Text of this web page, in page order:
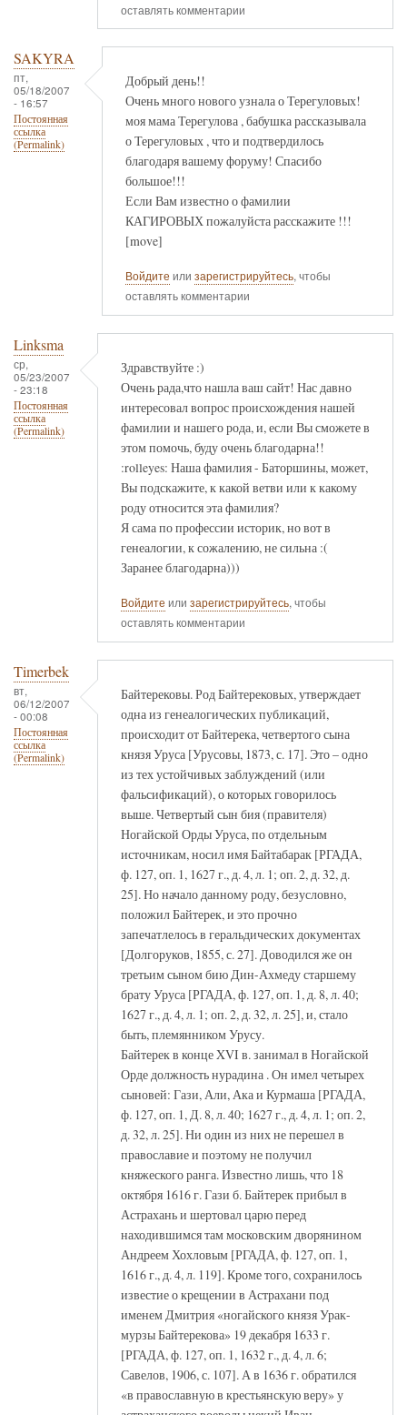
оставлять комментарии
SAKYRA
пт,
05/18/2007
- 16:57
Постоянная
ссылка
(Permalink)
Добрый день!!
Очень много нового узнала о Терегуловых!
моя мама Терегулова , бабушка рассказывала
о Терегуловых , что и подтвердилось
благодаря вашему форуму! Спасибо
большое!!!
Если Вам известно о фамилии
КАГИРОВЫХ пожалуйста расскажите !!!
[move]
Войдите или зарегистрируйтесь, чтобы
оставлять комментарии
Linksma
ср,
05/23/2007
- 23:18
Постоянная
ссылка
(Permalink)
Здравствуйте :)
Очень рада,что нашла ваш сайт! Нас давно
интересовал вопрос происхождения нашей
фамилии и нашего рода, и, если Вы сможете в
этом помочь, буду очень благодарна!!
:rolleyes: Наша фамилия - Баторшины, может,
Вы подскажите, к какой ветви или к какому
роду относится эта фамилия?
Я сама по профессии историк, но вот в
генеалогии, к сожалению, не сильна :(
Заранее благодарна)))
Войдите или зарегистрируйтесь, чтобы
оставлять комментарии
Timerbek
вт,
06/12/2007
- 00:08
Постоянная
ссылка
(Permalink)
Байтерековы. Род Байтерековых, утверждает
одна из генеалогических публикаций,
происходит от Байтерека, четвертого сына
князя Уруса [Урусовы, 1873, с. 17]. Это – одно
из тех устойчивых заблуждений (или
фальсификаций), о которых говорилось
выше. Четвертый сын бия (правителя)
Ногайской Орды Уруса, по отдельным
источникам, носил имя Байтабарак [РГАДА,
ф. 127, оп. 1, 1627 г., д. 4, л. 1; оп. 2, д. 32, д.
25]. Но начало данному роду, безусловно,
положил Байтерек, и это прочно
запечатлелось в геральдических документах
[Долгоруков, 1855, с. 27]. Доводился же он
третьим сыном бию Дин-Ахмеду старшему
брату Уруса [РГАДА, ф. 127, оп. 1, д. 8, л. 40;
1627 г., д. 4, л. 1; оп. 2, д. 32, л. 25], и, стало
быть, племянником Урусу.
Байтерек в конце XVI в. занимал в Ногайской
Орде должность нурадина . Он имел четырех
сыновей: Гази, Али, Ака и Курмаша [РГАДА,
ф. 127, оп. 1, Д. 8, л. 40; 1627 г., д. 4, л. 1; оп. 2,
д. 32, л. 25]. Ни один из них не перешел в
православие и поэтому не получил
княжеского ранга. Известно лишь, что 18
октября 1616 г. Гази б. Байтерек прибыл в
Астрахань и шертовал царю перед
находившимся там московским дворянином
Андреем Хохловым [РГАДА, ф. 127, оп. 1,
1616 г., д. 4, л. 119]. Кроме того, сохранилось
известие о крещении в Астрахани под
именем Дмитрия «ногайского князя Урак-
мурзы Байтерекова» 19 декабря 1633 г.
[РГАДА, ф. 127, оп. 1, 1632 г., д. 4, л. 6;
Савелов, 1906, с. 107]. А в 1636 г. обратился
«в православную в крестьянскую веру» у